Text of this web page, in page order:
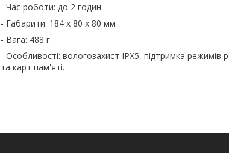
- Час роботи: до 2 годин
- Габарити: 184 х 80 х 80 мм
- Вага: 488 г.
- Особливості: вологозахист IPX5, підтримка
та карт пам'яті.